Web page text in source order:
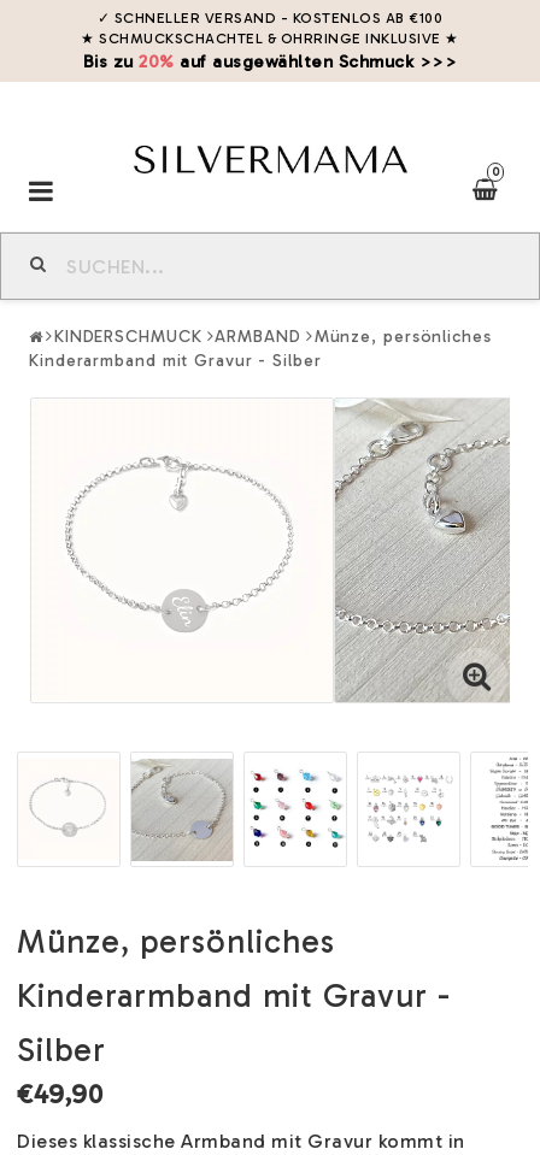
✓ SCHNELLER VERSAND - KOSTENLOS AB €100
★ SCHMUCKSCHACHTEL & OHRRINGE INKLUSIVE ★
Bis zu20% auf ausgewählten Schmuck >>>
0
Toggle
navigation
KINDERSCHMUCK ARMBAND
Münze, persönliches
Kinderarmband mit Gravur - Silber
Münze, persönliches
Kinderarmband mit Gravur -
Silber
€49,90
Dieses klassische Armband mit Gravur kommt in